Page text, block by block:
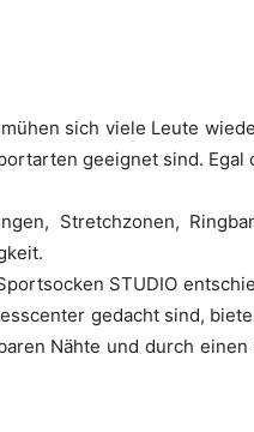
sich viele Leute
geeignet sind. Egal
Stretchzonen,
STUDIO
gedacht sind,
Nähte und durch